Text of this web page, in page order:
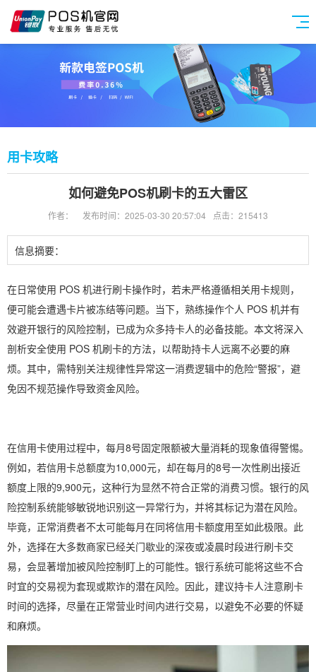
用卡攻略
如何避免POS机刷卡的五大雷区
作者： 发布时间：2025-03-30 20:57:04 点击：215413
信息摘要：
在日常使用 POS 机进行刷卡操作时，若未严格遵循相关用卡规则，
便可能会遭遇卡片被冻结等问题。当下，熟练操作个人 POS 机并有
效避开银行的风险控制，已成为众多持卡人的必备技能。本文将深入
剖析安全使用 POS 机刷卡的方法，以帮助持卡人远离不必要的麻
烦。其中，需特别关注规律性异常这一消费逻辑中的危险“警报”，避
免因不规范操作导致资金风险。
在信用卡使用过程中，每月8号固定限额被大量消耗的现象值得警惕。
例如，若信用卡总额度为10,000元，却在每月的8号一次性刷出接近
额度上限的9,900元，这种行为显然不符合正常的消费习惯。银行的风
险控制系统能够敏锐地识别这一异常行为，并将其标记为潜在风险。
毕竟，正常消费者不太可能每月在同将信用卡额度用至如此极限。此
外，选择在大多数商家已经关门歇业的深夜或凌晨时段进行刷卡交
易，会显著增加被风险控制盯上的可能性。银行系统可能将这些不合
时宜的交易视为套现或欺诈的潜在风险。因此，建议持卡人注意刷卡
时间的选择，尽量在正常营业时间内进行交易，以避免不必要的怀疑
和麻烦。